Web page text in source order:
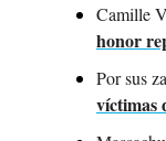
Camille
honor
Por sus
víctimas